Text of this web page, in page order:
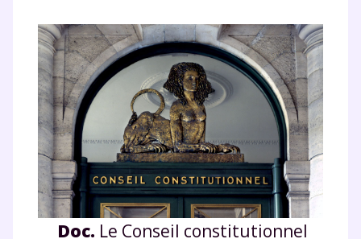
Doc. Le Conseil constitutionnel